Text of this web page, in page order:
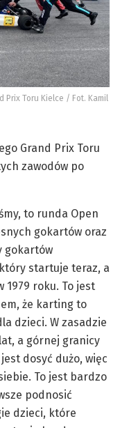
Prix Toru Kielce / Fot. Kamil
Grand Prix Toru
zawodów po
to runda Open
gokartów oraz
gokartów
startuje teraz, a
1979 roku. To jest
że karting to
dzieci. W zasadzie
a górnej granicy
dosyć dużo, więc
To jest bardzo
podnosić
dzieci, które